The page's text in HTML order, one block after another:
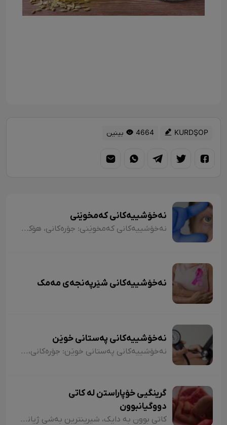
KURDŞOP 4664 بینین
نەخۆشییەکانی کەمخوێنی
نەخۆشییەکانی کەمخوێنی: جۆرەکانی، هۆکارەکان، نیشانەکان، شێوازی چارەسەرکردن و کەی پێویستە مرۆڤ بچێتە نەخۆشخانە یان لای پزیشک؟
نەخۆشییەکانی شێرپەنجەی مەمک
نەخۆشییەکانی پەستانی خوێن
نەخۆشییەکانی پەستانی خوێن: جۆرەکانی، هۆکارەکان، نیشانەکان، شێوازی چارەسەرکردن و کەی پێویستە مرۆڤ بچێتە نەخۆشخانە یان بۆ لای پزیشک؟
گرینگیی خۆپاراستن لە کاتی
دووگیانبوون
کاتی بوون بە دایک، شیرینترین بەشی ژیانی هەر ژنێکە. چاوەدێری و ئاگالێبوون لە دەورانی دووگیانبوون، گرینگترین کارێکە کە دایک و کەسانی دەوروبەری دەتوانن بۆ تەندروستیی ئاوەلەمە و کۆرپەڵە بیکەن.